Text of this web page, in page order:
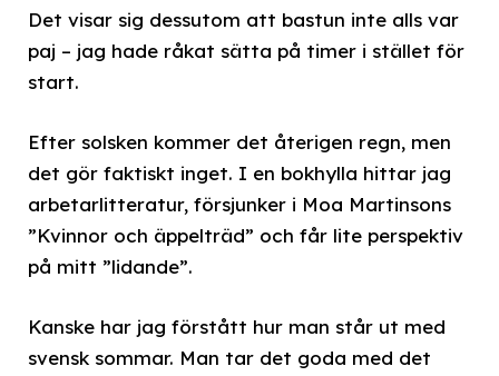
Det visar sig dessutom att bastun inte alls var
paj – jag hade råkat sätta på timer i stället för
start.
Efter solsken kommer det återigen regn, men
det gör faktiskt inget. I en bokhylla hittar jag
arbetarlitteratur, försjunker i Moa Martinsons
”Kvinnor och äppelträd” och får lite perspektiv
på mitt ”lidande”.
Kanske har jag förstått hur man står ut med
svensk sommar. Man tar det goda med det